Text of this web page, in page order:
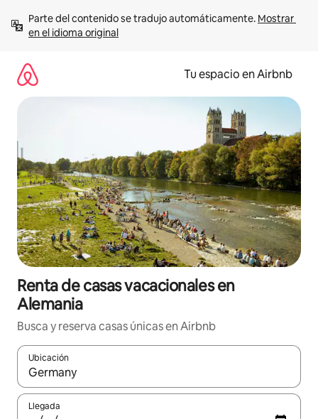
contenido
Parte del contenido se tradujo automáticamente. Mostrar
en el idioma original
Tu espacio en Airbnb
Renta de casas vacacionales en
Alemania
Busca y reserva casas únicas en Airbnb
Ubicación
Cuando los resultados estén disponibles, podrás navegar
Llegada